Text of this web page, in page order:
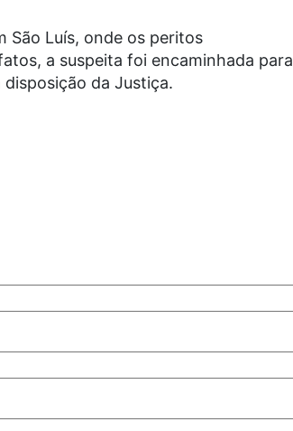
São Luís, onde os peritos
a suspeita foi encaminhada para
da Justiça.